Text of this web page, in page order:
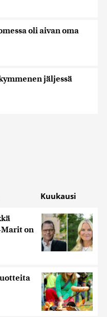
oli aivan oma
jäljessä
Kuukausi
on